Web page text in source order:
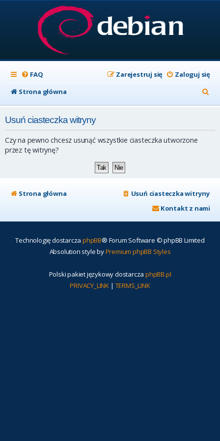
FAQ Zaloguj się
Zarejestruj się
Strona główna
z
Usuń ciasteczka witryny
Czy na pewno chcesz usunąć wszystkie ciasteczka utworzone
przez tę witrynę?
Strona główna
Usuń ciasteczka witryny
Kontakt z nami
Technologię dostarcza phpBB® Forum Software © phpBB Limited
Absolution style byPremium phpBB Styles
Polski pakiet językowy dostarcza phpBB.pl
PRIVACY_LINK | TERMS_LINK